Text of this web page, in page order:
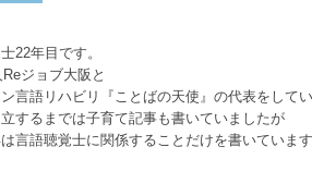
22年目です。
ジョブ大阪と
言語リハビリ『ことばの天使』の代表をしてい
するまでは子育て記事も書いていましたが
言語聴覚士に関係することだけを書いています